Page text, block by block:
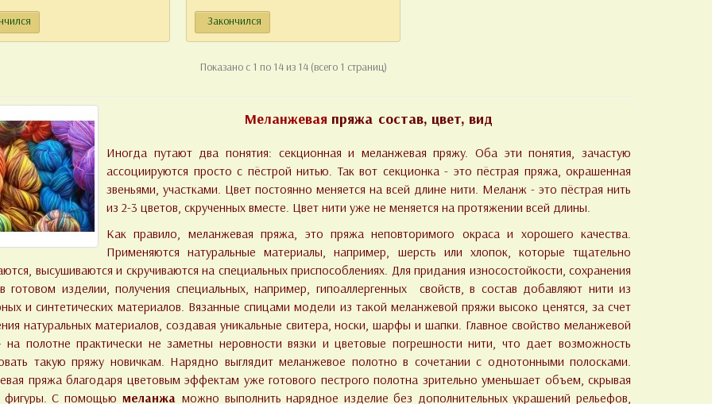
Закончился
Показано с 1 по 14 из 14 (всего 1 страниц)
Меланжевая пряжа состав, цвет, вид
Иногда путают два понятия: секционная и меланжевая пряжу. Оба эти понятия, зачастую
ассоциируются просто с пёстрой нитью. Так вот секционка - это пёстрая пряжа, окрашенная
звеньями, участками. Цвет постоянно меняется на всей длине нити. Меланж - это пёстрая нить
из 2-3 цветов, скрученных вместе. Цвет нити уже не меняется на протяжении всей длины.
Как правило, меланжевая пряжа, это пряжа неповторимого окраса и хорошего качества.
Применяются натуральные материалы, например, шерсть или хлопок, которые тщательно
высушиваются и скручиваются на специальных приспособлениях. Для придания износостойкости, сохранения
изделии, получения специальных, например, гипоаллергенных свойств, в состав добавляют нити из
и синтетических материалов. Вязанные спицами модели из такой меланжевой пряжи высоко ценятся, за счет
натуральных материалов, создавая уникальные свитера, носки, шарфы и шапки. Главное свойство меланжевой
полотне практически не заметны неровности вязки и цветовые погрешности нити, что дает возможность
такую пряжу новичкам. Нарядно выглядит меланжевое полотно в сочетании с однотонными полосками.
пряжа благодаря цветовым эффектам уже готового пестрого полотна зрительно уменьшает объем, скрывая
фигуры. С помощьюмеланжа можно выполнить нарядное изделие без дополнительных украшений рельефов,